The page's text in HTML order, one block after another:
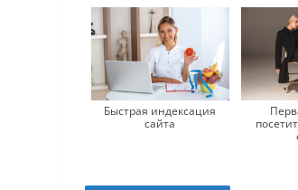
Быстрая индексация
сайта